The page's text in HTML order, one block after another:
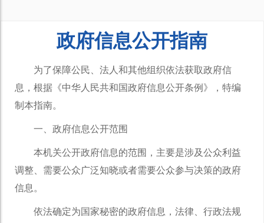
政府信息公开指南
为了保障公民、法人和其他组织依法获取政府信
息，根据《中华人民共和国政府信息公开条例》，特编
制本指南。
一、政府信息公开范围
本机关公开政府信息的范围，主要是涉及公众利益
调整、需要公众广泛知晓或者需要公众参与决策的政府
信息。
依法确定为国家秘密的政府信息，法律、行政法规